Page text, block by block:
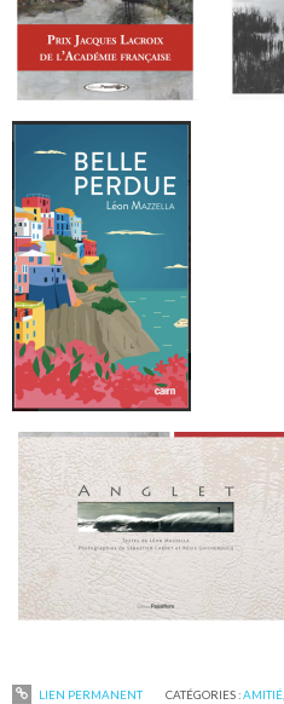
LIEN PERMANENT CATÉGORIES :AMITIÉ,